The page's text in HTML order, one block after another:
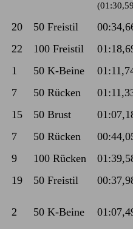
20 50 Freistil
22 100 Freistil
1 50 K-Beine
7 50 Rücken
15 50 Brust
7 50 Rücken
9 100 Rücken
19 50 Freistil
2 50 K-Beine